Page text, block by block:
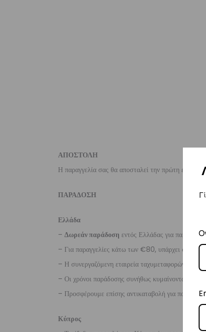
ΑΠΟΣΤΟΛΗ
Η παραγγελία σας θα αποσταλεί την πρώτη
ΠΑΡΑΔΟΣΗ
Ελλάδα
– Δωρεάν παράδοση εντός Ελλάδας για
– Για παραγγελίες κάτω των €80, υπάρχει
– Η συνεργαζόμενη εταιρεία ταχυμεταφορών,
– Οι χρόνοι παράδοσης συνήθως κυμαίνονται από 1-
– Προσφέρουμε επίσης αντικαταβολή για
Κύπρος